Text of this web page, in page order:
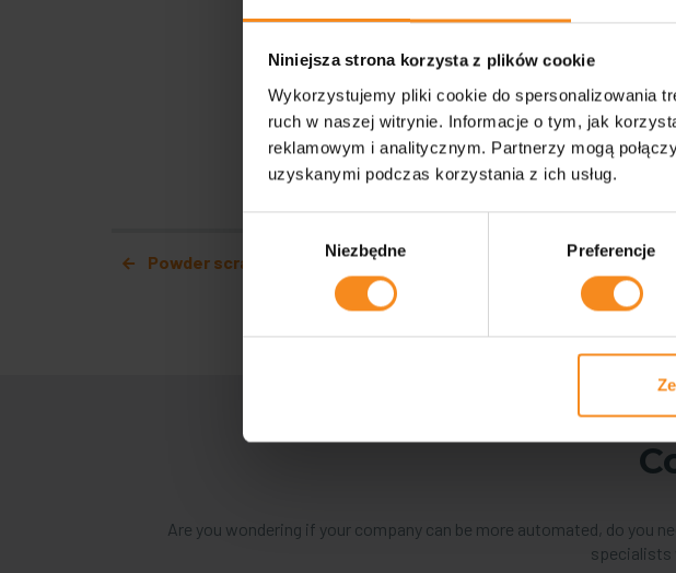
Niniejsza strona korzysta z plików cookie
Wykorzystujemy pliki cookie do spersonalizowania
ruch w naszej witrynie. Informacje o tym, jak
reklamowym i analitycznym. Partnerzy mogą
uzyskanymi podczas korzystania z ich usług.
Niezbędne Preferencje
Post navigation
Powder scraper assembly
Are you wondering if your company can be more automated, do you
specialists